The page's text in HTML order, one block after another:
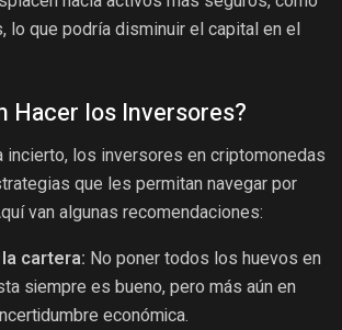
lo que podría disminuir el capital en el
Hacer los Inversores?
incierto, los inversores en criptomonedas
que les permitan navegar por
van algunas recomendaciones:
cartera: No poner todos los huevos en
siempre es bueno, pero más aún en
económica.